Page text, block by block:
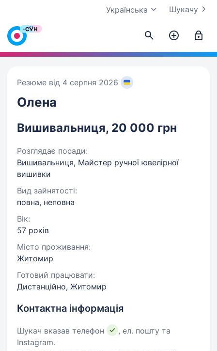
Шукачу
Українська
Резюме від 4 серпня 2026
Олена
Вишивальниця, 20 000 грн
Розглядає посади:
Вишивальниця, Майстер ручної ювелірної
вишивки
Вид зайнятості:
повна, неповна
Вік:
57 років
Місто проживання:
Житомир
Готовий працювати:
Дистанційно, Житомир
Контактна інформація
Шукач вказав телефон
, ел. пошту та
Instagram.